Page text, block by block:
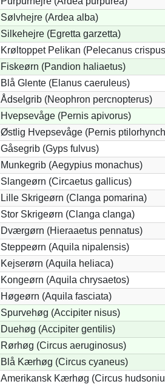
Sølvhejre (Ardea alba)
Silkehejre (Egretta garzetta)
Krøltoppet Pelikan (Pelecanus
Fiskeørn (Pandion haliaetus)
Blå Glente (Elanus caeruleus)
Ådselgrib (Neophron percnopterus)
Hvepsevåge (Pernis apivorus)
Østlig Hvepsevåge (Pernis
Gåsegrib (Gyps fulvus)
Munkegrib (Aegypius monachus)
Slangeørn (Circaetus gallicus)
Lille Skrigeørn (Clanga pomarina)
Stor Skrigeørn (Clanga clanga)
Dværgørn (Hieraaetus pennatus)
Steppeørn (Aquila nipalensis)
Kejserørn (Aquila heliaca)
Kongeørn (Aquila chrysaetos)
Høgeørn (Aquila fasciata)
Spurvehøg (Accipiter nisus)
Duehøg (Accipiter gentilis)
Rørhøg (Circus aeruginosus)
Blå Kærhøg (Circus cyaneus)
Amerikansk Kærhøg (Circus